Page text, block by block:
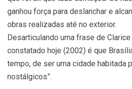
ganhou força para deslanchar e
obras realizadas até no exterior.
Desarticulando uma frase de
constatado hoje (2002) é que
tempo, de ser uma cidade habitada
nostálgicos”.